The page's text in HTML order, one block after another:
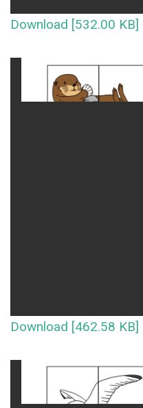
Download [532.00 KB]
Download [462.58 KB]